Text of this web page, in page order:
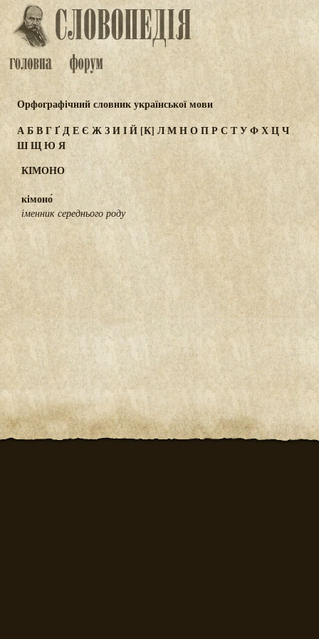
Орфографічний словник української мови
АБВГҐДЕЄ ЖЗИІЙ [К] ЛМНОПР СТУФХЦЧ
ШЩЮЯ
КІМОНО
кімоно́
іменник середнього роду